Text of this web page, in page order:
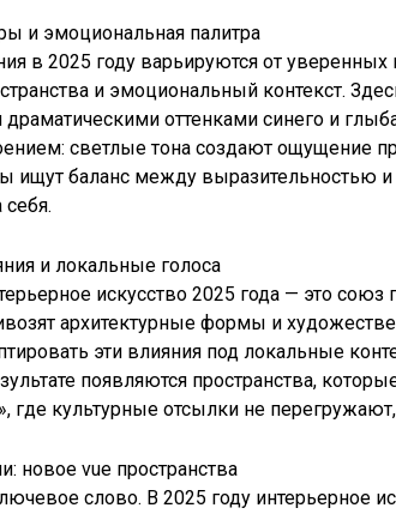
и эмоциональная палитра
в 2025 году варьируются от
и эмоциональный контекст.
драматическими оттенками синего и
светлые тона создают ощущение
ищут баланс между выразительностью
себя.
и локальные голоса
искусство 2025 года — это союз
архитектурные формы и
эти влияния под локальные
появляются пространства,
где культурные отсылки не
новое vue пространства
слово. В 2025 году интерьерное